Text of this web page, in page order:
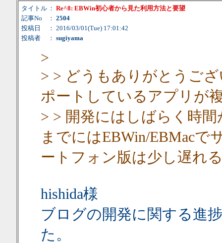
タイトル ： Re^8: EBWin初心者から見た利用方法と要望
記事No
： 2504
投稿日
： 2016/03/01(Tue) 17:01:42
投稿者
： sugiyama
>
> > どうもありがとうご
ポートしているアプリが
> > 開発にはしばらく時
までにはEBWin/EBMac
ートフォン版は少し遅れ
hishida様
ブログの開発に関する進
た。